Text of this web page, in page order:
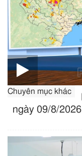
Chuyên mục khác
ngày 09/8/2026